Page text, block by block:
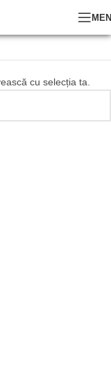
cu selecția ta.